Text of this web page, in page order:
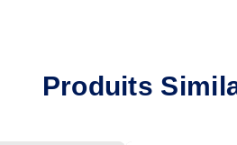
Produits